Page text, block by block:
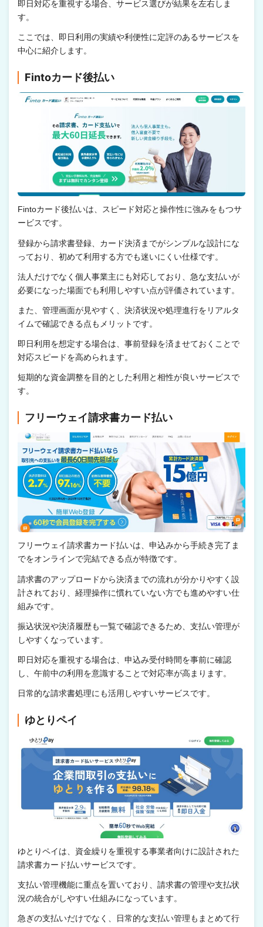
即日対応を重視する場合、サービス選びが結果を左右しま
す。
ここでは、即日利用の実績や利便性に定評のあるサービスを
中心に紹介します。
Fintoカード後払い
Fintoカード後払いは、スピード対応と操作性に強みをもつサ
ービスです。
登録から請求書登録、カード決済までがシンプルな設計にな
っており、初めて利用する方でも迷いにくい仕様です。
法人だけでなく個人事業主にも対応しており、急な支払いが
必要になった場面でも利用しやすい点が評価されています。
また、管理画面が見やすく、決済状況や処理進行をリアルタ
イムで確認できる点もメリットです。
即日利用を想定する場合は、事前登録を済ませておくことで
対応スピードを高められます。
短期的な資金調整を目的とした利用と相性が良いサービスで
す。
フリーウェイ請求書カード払い
フリーウェイ請求書カード払いは、申込みから手続き完了ま
でをオンラインで完結できる点が特徴です。
請求書のアップロードから決済までの流れが分かりやすく設
計されており、経理操作に慣れていない方でも進めやすい仕
組みです。
振込状況や決済履歴も一覧で確認できるため、支払い管理が
しやすくなっています。
即日対応を重視する場合は、申込み受付時間を事前に確認
し、午前中の利用を意識することで対応率が高まります。
日常的な請求書処理にも活用しやすいサービスです。
ゆとりペイ
ゆとりペイは、資金繰りを重視する事業者向けに設計された
請求書カード払いサービスです。
支払い管理機能に重点を置いており、請求書の管理や支払状
況の統合がしやすい仕組みになっています。
急ぎの支払いだけでなく、日常的な支払い管理もまとめて行